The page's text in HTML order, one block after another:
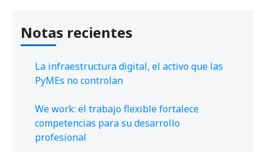
Notas recientes
La infraestructura digital, el activo que las
PyMEs no controlan
We work: el trabajo flexible fortalece
competencias para su desarrollo
profesional